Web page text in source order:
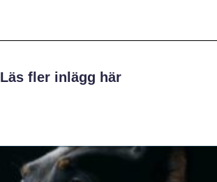
Läs fler inlägg här